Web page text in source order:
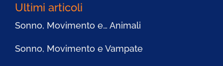
Ultimi articoli
Sonno, Movimento e… Animali
Sonno, Movimento e Vampate